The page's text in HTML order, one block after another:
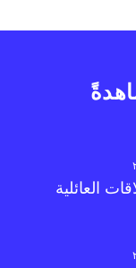
العائلية